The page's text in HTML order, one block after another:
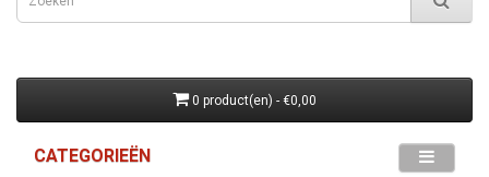
0 product(en) - €0,00
CATEGORIEËN